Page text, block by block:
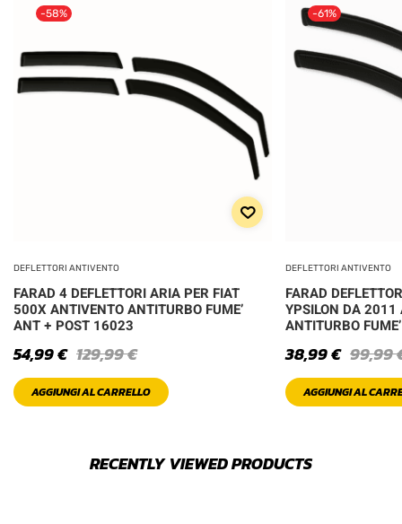
-58%
DEFLETTORI ANTIVENTO
FARAD 4 DEFLETTORI ARIA PER FIAT
500X ANTIVENTO ANTITURBO FUME’
ANT + POST 16023
129,99€
54,99€
AGGIUNGI AL CARRELLO
-61%
DEFLETTORI ANTIVENTO
FARAD
YPSILON DA 2011
ANTITURBO
99,99
38,99€
AGGIUNGI AL
RECENTLY VIEWED PRODUCTS